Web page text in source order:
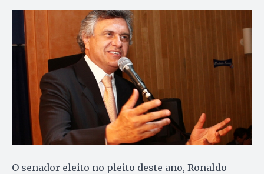
O senador eleito no pleito deste ano, Ronaldo